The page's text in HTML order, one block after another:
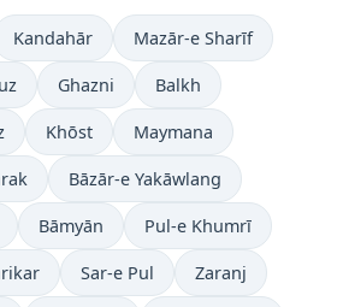
Kandahār Mazār-e Sharīf
Ghazni Balkh
Khōst Maymana
Bāzār-e Yakāwlang
Bāmyān Pul-e Khumrī
Sar-e Pul Zaranj